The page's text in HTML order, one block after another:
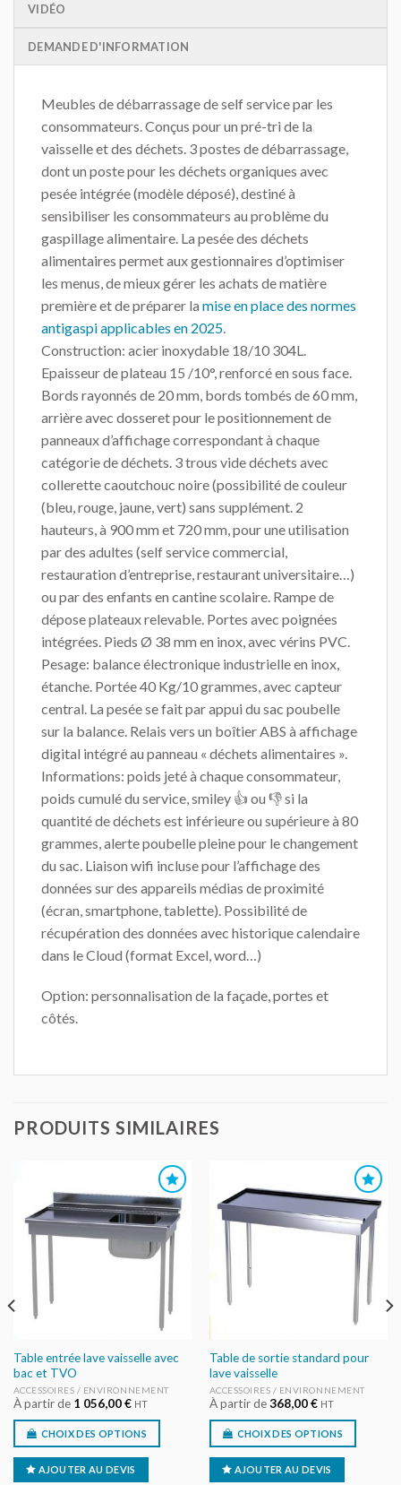
VIDÉO
DEMANDE D'INFORMATION
Meubles de débarrassage de self service par les
consommateurs. Conçus pour un pré-tri de la
vaisselle et des déchets. 3 postes de débarrassage,
dont un poste pour les déchets organiques avec
pesée intégrée (modèle déposé), destiné à
sensibiliser les consommateurs au problème du
gaspillage alimentaire. La pesée des déchets
alimentaires permet aux gestionnaires d’optimiser
les menus, de mieux gérer les achats de matière
première et de préparer la mise en place des normes
antigaspi applicables en 2025
Construction: acier inoxydable 18/10 304L.
Epaisseur de plateau 15 /10°, renforcé en sous face.
Bords rayonnés de 20 mm, bords tombés de 60 mm,
arrière avec dosseret pour le positionnement de
panneaux d’affichage correspondant à chaque
catégorie de déchets. 3 trous vide déchets avec
collerette caoutchouc noire (possibilité de couleur
(bleu, rouge, jaune, vert) sans supplément. 2
hauteurs, à 900 mm et 720 mm, pour une utilisation
par des adultes (self service commercial,
restauration d’entreprise, restaurant universitaire…)
ou par des enfants en cantine scolaire. Rampe de
dépose plateaux relevable. Portes avec poignées
intégrées. Pieds Ø 38 mm en inox, avec vérins PVC.
Pesage: balance électronique industrielle en inox,
étanche. Portée 40 Kg/10 grammes, avec capteur
central. La pesée se fait par appui du sac poubelle
sur la balance. Relais vers un boîtier ABS à affichage
digital intégré au panneau « déchets alimentaires ».
Informations: poids jeté à chaque consommateur,
poids cumulé du service, smiley 👍 ou 👎 si la
quantité de déchets est inférieure ou supérieure à 80
grammes, alerte poubelle pleine pour le changement
du sac. Liaison wifi incluse pour l’affichage des
données sur des appareils médias de proximité
(écran, smartphone, tablette). Possibilité de
récupération des données avec historique calendaire
dans le Cloud (format Excel, word…)
Option: personnalisation de la façade, portes et
côtés.
PRODUITS SIMILAIRES
AJOUTER
AU DEVIS
Table entrée lave vaisselle avec
bac et TVO
ACCESSOIRES / ENVIRONNEMENT
À partir de 1 056,00€ HT
CHOIX DES OPTIONS
AJOUTER AU DEVIS
AJOUTER
AU DEVIS
Table de sortie standard pour
lave vaisselle
ACCESSOIRES / ENVIRONNEMENT
À partir de368,00€ HT
CHOIX DES OPTIONS
AJOUTER AU DEVIS